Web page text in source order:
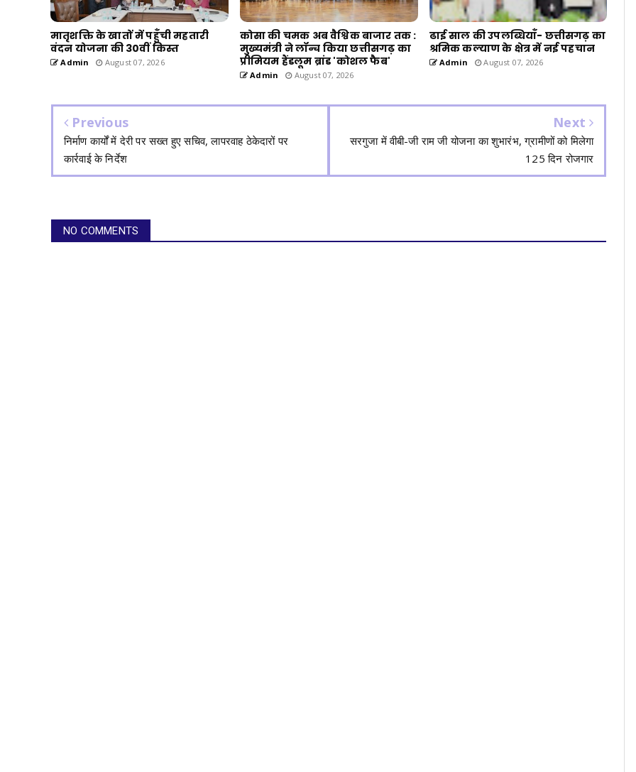
मातृशक्ति के खातों में पहुँची महतारी
वंदन योजना की 30वीं किस्त
Admin August 07, 2026
कोसा की चमक अब वैश्विक बाजार तक :
मुख्यमंत्री ने लॉन्च किया छत्तीसगढ़ का
प्रीमियम हैंडलूम ब्रांड 'कोशल फैब'
Admin August 07, 2026
ढाई साल की उपलब्धियाँ- छत्तीसगढ़ का
श्रमिक कल्याण के क्षेत्र में नई पहचान
Admin August 07, 2026
Previous
निर्माण कार्यों में देरी पर सख्त हुए सचिव, लापरवाह ठेकेदारों पर
कार्रवाई के निर्देश
Next
सरगुजा में वीबी-जी राम जी योजना का शुभारंभ, ग्रामीणों को मिलेगा
125 दिन रोजगार
NO COMMENTS